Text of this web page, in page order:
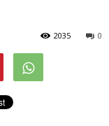
0
2035